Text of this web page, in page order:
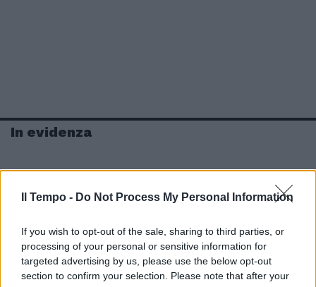
Il Tempo - Do Not Process My Personal Information
If you wish to opt-out of the sale, sharing to third parties, or
processing of your personal or sensitive information for
targeted advertising by us, please use the below opt-out
section to confirm your selection. Please note that after your
In evidenza